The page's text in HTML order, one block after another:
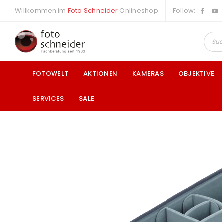
Willkommen im Foto Schneider Onlineshop Follow:
FOTOWELT AKTIONEN KAMERAS OBJEKTIVE
SERVICES SALE